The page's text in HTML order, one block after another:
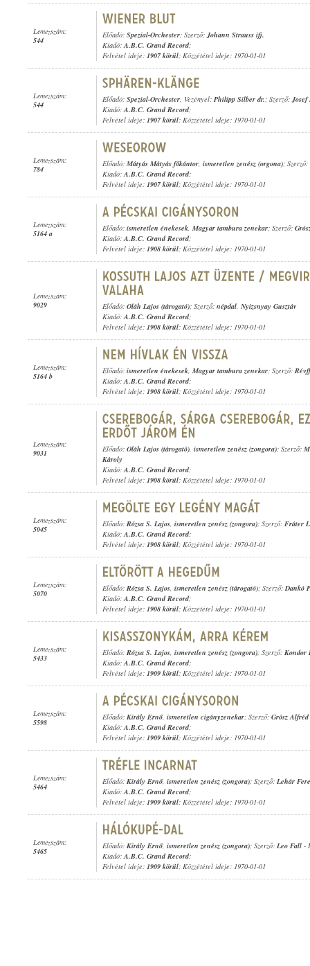
Lemezszám:
544
Előadó: Spezial-Orchester; Szerző:Johann Strauss ifj.
Kiadó:A.B.C. Grand Record;
Felvétel ideje: 1907 körül; Közzététel ideje: 1970-01-01
Lemezszám:
544
Előadó: Spezial-Orchester, Vezényel: Philipp Silber dr.; Szerző:Josef
Kiadó:A.B.C. Grand Record;
Felvétel ideje: 1907 körül; Közzététel ideje: 1970-01-01
Lemezszám:
784
Előadó: Mátyás Mátyás főkántor, ismeretlen zenész (orgona); Szerző:
Kiadó:A.B.C. Grand Record;
Felvétel ideje: 1907 körül; Közzététel ideje: 1970-01-01
Lemezszám:
5164 a
Előadó: ismeretlen énekesek, Magyar tambura zenekar; Szerző:
Kiadó:A.B.C. Grand Record;
Felvétel ideje: 1908 körül; Közzététel ideje: 1970-01-01
Lemezszám:
9029
Előadó: Oláh Lajos (tárogató); Szerző: népdal, Nyizsnyay Gusztáv
Kiadó:A.B.C. Grand Record;
Felvétel ideje: 1908 körül; Közzététel ideje: 1970-01-01
Lemezszám:
5164 b
Előadó: ismeretlen énekesek, Magyar tambura zenekar; Szerző:
Kiadó:A.B.C. Grand Record;
Felvétel ideje: 1908 körül; Közzététel ideje: 1970-01-01
Lemezszám:
9031
Előadó: Oláh Lajos (tárogató), ismeretlen zenész (zongora); Szerző:
Károly
Kiadó:A.B.C. Grand Record;
Felvétel ideje: 1908 körül; Közzététel ideje: 1970-01-01
Lemezszám:
5045
Előadó: Rózsa S. Lajos, ismeretlen zenész (zongora); Szerző: Fráter
Kiadó:A.B.C. Grand Record;
Felvétel ideje: 1908 körül; Közzététel ideje: 1970-01-01
Lemezszám:
5070
Előadó: Rózsa S. Lajos, ismeretlen zenész (tárogató); Szerző:Dankó
Kiadó:A.B.C. Grand Record;
Felvétel ideje: 1908 körül; Közzététel ideje: 1970-01-01
Lemezszám:
5433
Előadó: Rózsa S. Lajos, ismeretlen zenész (zongora); Szerző: Kondor
Kiadó:A.B.C. Grand Record;
Felvétel ideje: 1909 körül; Közzététel ideje: 1970-01-01
Lemezszám:
5598
Előadó: Király Ernő, ismeretlen cigányzenekar; Szerző: Grósz Alfréd
Kiadó:A.B.C. Grand Record;
Felvétel ideje: 1909 körül; Közzététel ideje: 1970-01-01
Lemezszám:
5464
Előadó: Király Ernő, ismeretlen zenész (zongora); Szerző: Lehár
Kiadó:A.B.C. Grand Record;
Felvétel ideje: 1909 körül; Közzététel ideje: 1970-01-01
Lemezszám:
5465
Előadó: Király Ernő, ismeretlen zenész (zongora); Szerző: Leo Fall -
Kiadó:A.B.C. Grand Record;
Felvétel ideje: 1909 körül; Közzététel ideje: 1970-01-01